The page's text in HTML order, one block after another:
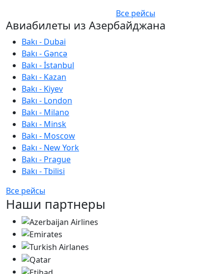
Все рейсы
Авиабилеты из Азербайджана
Bakı - Dubai
Bakı - Gəncə
Bakı - İstanbul
Bakı - Kazan
Bakı - Kiyev
Bakı - London
Bakı - Milano
Bakı - Minsk
Bakı - Moscow
Bakı - New York
Bakı - Prague
Bakı - Tbilisi
Все рейсы
Наши партнеры